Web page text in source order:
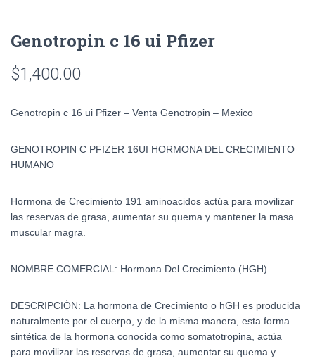
Genotropin c 16 ui Pfizer
$1,400.00
Genotropin c 16 ui Pfizer – Venta Genotropin – Mexico
GENOTROPIN C PFIZER 16UI HORMONA DEL CRECIMIENTO
HUMANO
Hormona de Crecimiento 191 aminoacidos actúa para movilizar
las reservas de grasa, aumentar su quema y mantener la masa
muscular magra.
NOMBRE COMERCIAL: Hormona Del Crecimiento (HGH)
DESCRIPCIÓN: La hormona de Crecimiento o hGH es producida
naturalmente por el cuerpo, y de la misma manera, esta forma
sintética de la hormona conocida como somatotropina, actúa
para movilizar las reservas de grasa, aumentar su quema y